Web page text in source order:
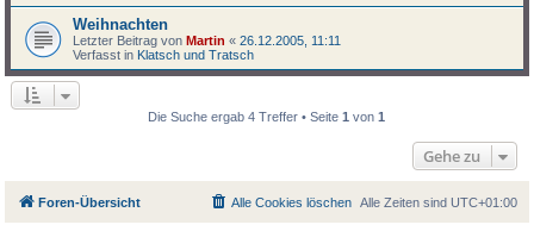
Weihnachten
Letzter Beitrag vonMartin «26.12.2005, 11:11
Verfasst in Klatsch und Tratsch
Die Suche ergab 4 Treffer • Seite1 von1
Gehe zu
Foren-Übersicht Alle Zeiten sind UTC+01:00
Alle Cookies löschen